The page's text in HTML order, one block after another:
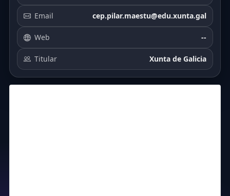
Email cep.pilar.maestu@edu.xunta.gal
Web --
Titular Xunta de Galicia